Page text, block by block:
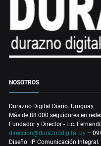
NOSOTROS
Durazno Digital Diario. Uruguay.
Más de 88.000 seguidores en
Fundador y Director - Lic.
direccion@duraznodigital.uy –
Diseño: IP Comunicación Integral.